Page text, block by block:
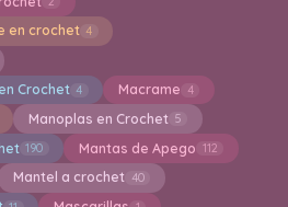
en crochet 4
Crochet 4 Macrame 4
Manoplas en Crochet 5
190 Mantas de Apego 112
Mantel a crochet 40